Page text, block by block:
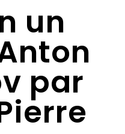
un
par